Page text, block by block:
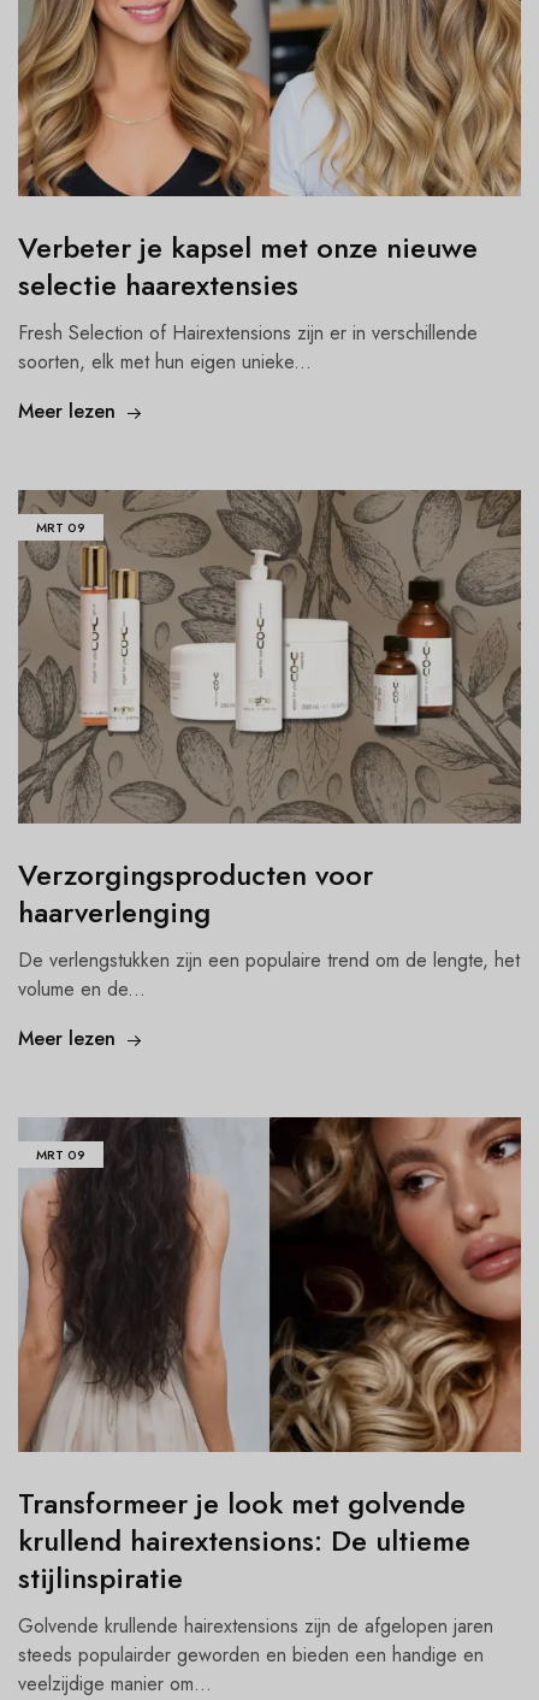
Verbeter je kapsel met onze nieuwe
selectie haarextensies
Fresh Selection of Hairextensions zijn er in verschillende
soorten, elk met hun eigen unieke...
Meer lezen
MRT 09
Verzorgingsproducten voor
haarverlenging
De verlengstukken zijn een populaire trend om de lengte, het
volume en de...
Meer lezen
MRT 09
Transformeer je look met golvende
krullend hairextensions: De ultieme
stijlinspiratie
Golvende krullende hairextensions zijn de afgelopen jaren
steeds populairder geworden en bieden een handige en
veelzijdige manier om...